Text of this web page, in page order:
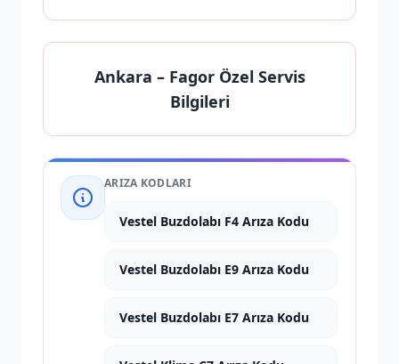
Ankara – Fagor Özel Servis
Bilgileri
ARIZA KODLARI
Vestel Buzdolabı F4 Arıza Kodu
Vestel Buzdolabı E9 Arıza Kodu
Vestel Buzdolabı E7 Arıza Kodu